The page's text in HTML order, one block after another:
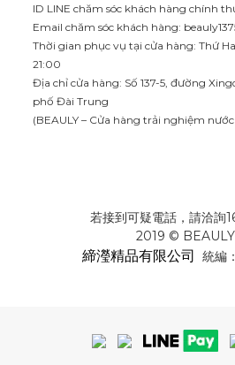
ID LINE chăm sóc khách hàng chính
Email chăm sóc khách hàng:
Thời gian phục vụ tại cửa hàng: Thứ
21:00
Địa chỉ cửa hàng: Số 137-5, đường
phố Đài Trung
(BEAULY – Cửa hàng trải nghiệm
若接到可疑電話，請洽詢
2019 ©
締瀅精品有限公司 統編：